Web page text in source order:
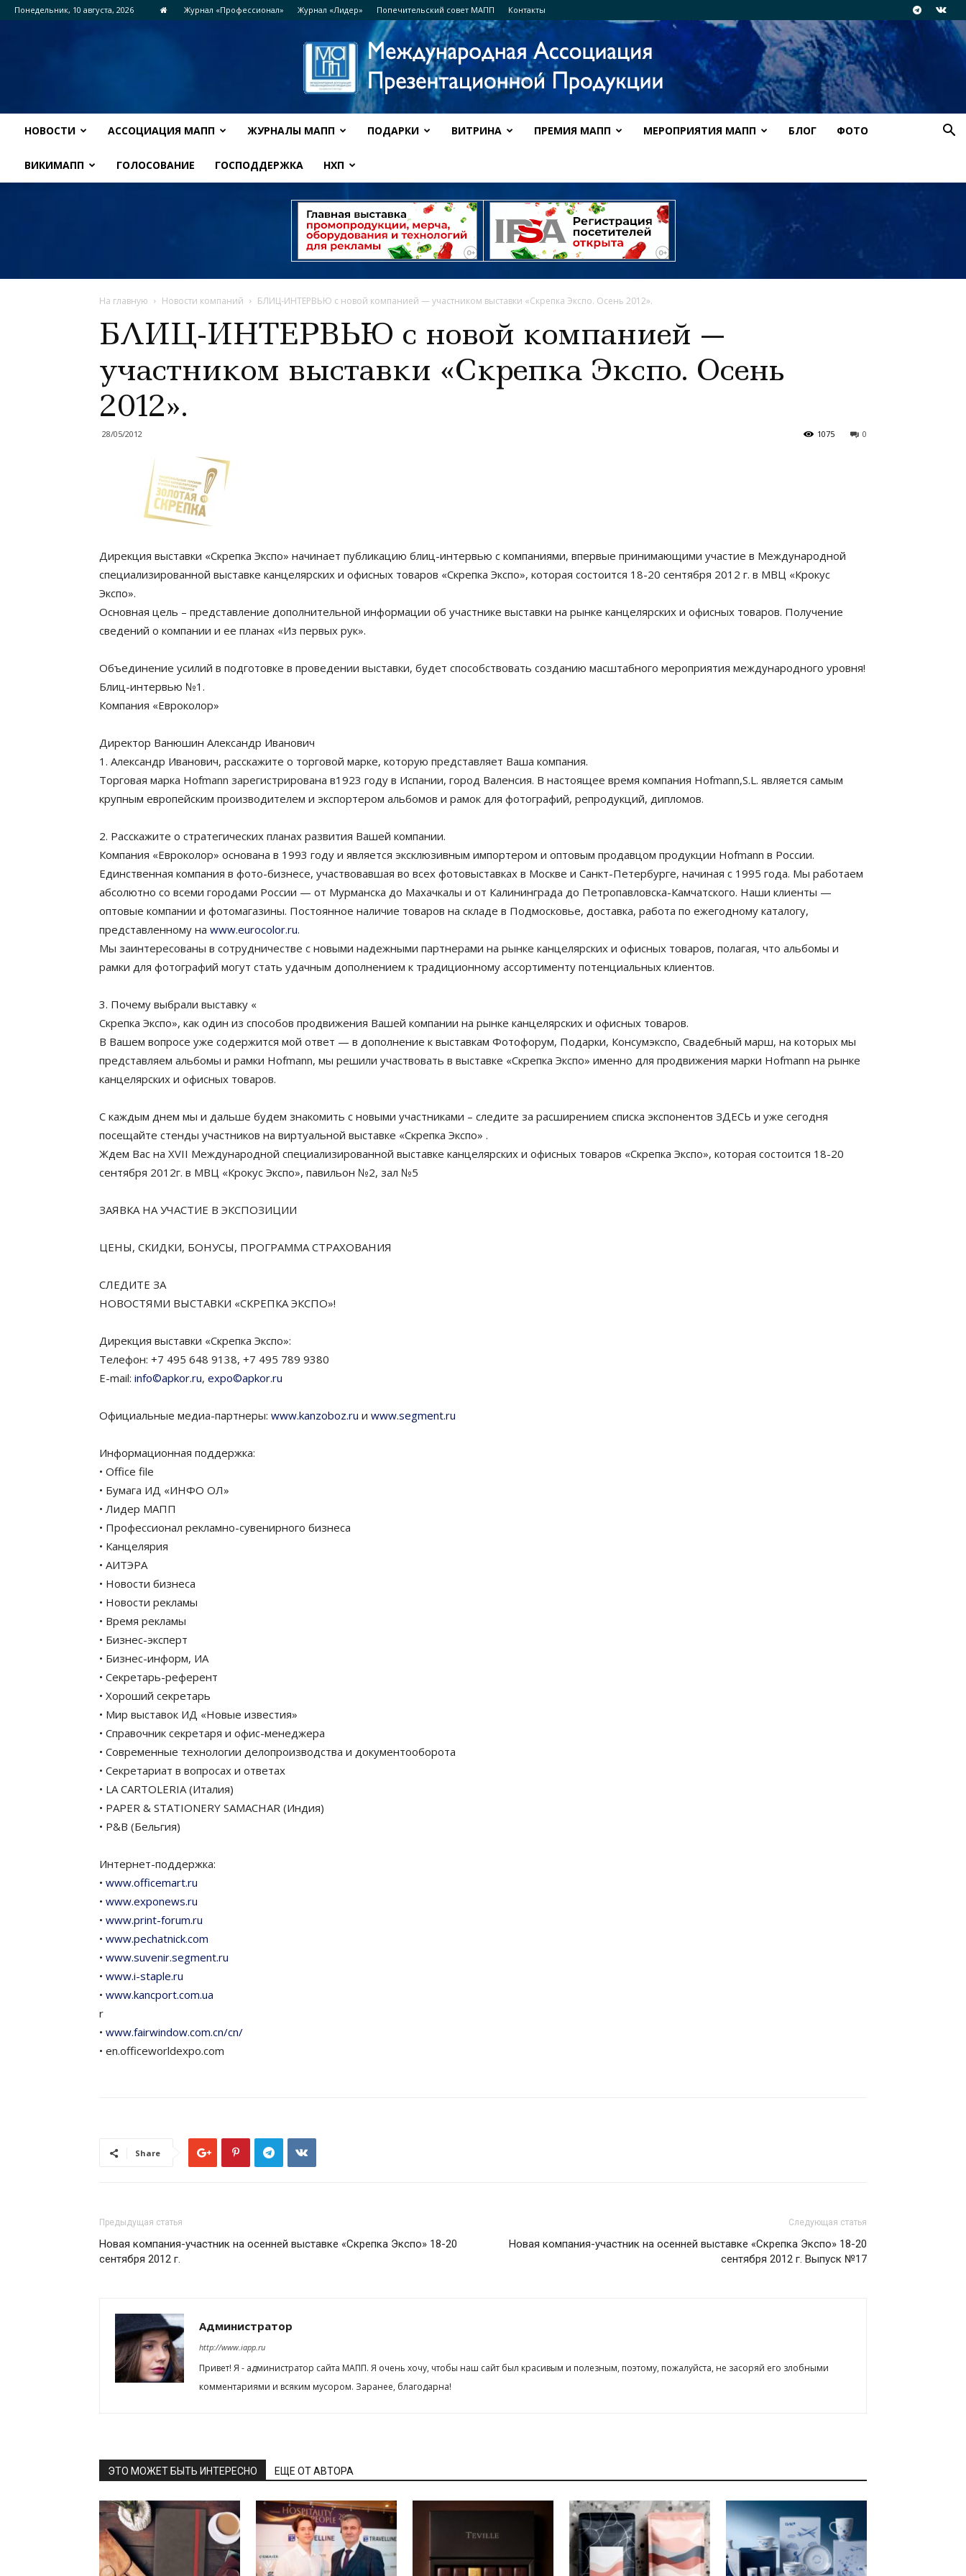
Понедельник, 10 августа, 2026 Журнал «Профессионал» Журнал «Лидер» Попечительский совет МАПП Контакты
НОВОСТИ АССОЦИАЦИЯ МАПП ЖУРНАЛЫ МАПП ПОДАРКИ ВИТРИНА ПРЕМИЯ МАПП МЕРОПРИЯТИЯ МАПП БЛОГ ФОТО
ВИКИМАПП ГОЛОСОВАНИЕ ГОСПОДДЕРЖКА НХП
На главную Новости компаний БЛИЦ-ИНТЕРВЬЮ с новой компанией — участником выставки «Скрепка Экспо. Осень 2012».
БЛИЦ-ИНТЕРВЬЮ с новой компанией —
участником выставки «Скрепка Экспо. Осень
2012».
28/05/2012 0
1075
Дирекция выставки «Скрепка Экспо» начинает публикацию блиц-интервью с компаниями, впервые принимающими участие в Международной
специализированной выставке канцелярских и офисных товаров «Скрепка Экспо», которая состоится 18-20 сентября 2012 г. в МВЦ «Крокус
Экспо».
Основная цель – представление дополнительной информации об участнике выставки на рынке канцелярских и офисных товаров. Получение
сведений о компании и ее планах «Из первых рук».
Объединение усилий в подготовке в проведении выставки, будет способствовать созданию масштабного мероприятия международного уровня!
Блиц-интервью №1.
Компания «Евроколор»
Директор Ванюшин Александр Иванович
1. Александр Иванович, расскажите о торговой марке, которую представляет Ваша компания.
Торговая марка Hofmann зарегистрирована в1923 году в Испании, город Валенсия. В настоящее время компания Hofmann,S.L. является самым
крупным европейским производителем и экспортером альбомов и рамок для фотографий, репродукций, дипломов.
2. Расскажите о стратегических планах развития Вашей компании.
Компания «Евроколор» основана в 1993 году и является эксклюзивным импортером и оптовым продавцом продукции Hofmann в России.
Единственная компания в фото-бизнесе, участвовавшая во всех фотовыставках в Москве и Санкт-Петербурге, начиная с 1995 года. Мы работаем
абсолютно со всеми городами России — от Мурманска до Махачкалы и от Калининграда до Петропавловска-Камчатского. Наши клиенты —
оптовые компании и фотомагазины. Постоянное наличие товаров на складе в Подмосковье, доставка, работа по ежегодному каталогу,
представленному на www.eurocolor.ru.
Мы заинтересованы в сотрудничестве с новыми надежными партнерами на рынке канцелярских и офисных товаров, полагая, что альбомы и
рамки для фотографий могут стать удачным дополнением к традиционному ассортименту потенциальных клиентов.
3. Почему выбрали выставку «
Скрепка Экспо», как один из способов продвижения Вашей компании на рынке канцелярских и офисных товаров.
В Вашем вопросе уже содержится мой ответ — в дополнение к выставкам Фотофорум, Подарки, Консумэкспо, Свадебный марш, на которых мы
представляем альбомы и рамки Hofmann, мы решили участвовать в выставке «Скрепка Экспо» именно для продвижения марки Hofmann на рынке
канцелярских и офисных товаров.
С каждым днем мы и дальше будем знакомить с новыми участниками – следите за расширением списка экспонентов ЗДЕСЬ и уже сегодня
посещайте стенды участников на виртуальной выставке «Скрепка Экспо» .
Ждем Вас на XVII Международной специализированной выставке канцелярских и офисных товаров «Скрепка Экспо», которая состоится 18-20
сентября 2012г. в МВЦ «Крокус Экспо», павильон №2, зал №5
ЗАЯВКА НА УЧАСТИЕ В ЭКСПОЗИЦИИ
ЦЕНЫ, СКИДКИ, БОНУСЫ, ПРОГРАММА СТРАХОВАНИЯ
СЛЕДИТЕ ЗА
НОВОСТЯМИ ВЫСТАВКИ «СКРЕПКА ЭКСПО»!
Дирекция выставки «Скрепка Экспо»:
Телефон: +7 495 648 9138, +7 495 789 9380
E-mail: info©apkor.ru, expo©apkor.ru
Официальные медиа-партнеры: www.kanzoboz.ru и www.segment.ru
Информационная поддержка:
• Office file
• Бумага ИД «ИНФО ОЛ»
• Лидер МАПП
• Профессионал рекламно-сувенирного бизнеса
• Канцелярия
• АИТЭРА
• Новости бизнеса
• Новости рекламы
• Время рекламы
• Бизнес-эксперт
• Бизнес-информ, ИА
• Секретарь-референт
• Хороший секретарь
• Мир выставок ИД «Новые известия»
• Справочник секретаря и офис-менеджера
• Современные технологии делопроизводства и документооборота
• Секретариат в вопросах и ответах
• LA CARTOLERIA (Италия)
• PAPER & STATIONERY SAMACHAR (Индия)
• P&B (Бельгия)
Интернет-поддержка:
• www.officemart.ru
• www.exponews.ru
• www.print-forum.ru
• www.pechatnick.com
• www.suvenir.segment.ru
• www.i-staple.ru
• www.kancport.com.ua
r
• www.fairwindow.com.cn/cn/
• en.officeworldexpo.com
Share
Предыдущая статья
Новая компания-участник на осенней выставке «Скрепка Экспо» 18-20
сентября 2012 г.
Следующая статья
Новая компания-участник на осенней выставке «Скрепка Экспо» 18-20
сентября 2012 г. Выпуск №17
Администратор
http://www.iapp.ru
Привет! Я - администратор сайта МАПП. Я очень хочу, чтобы наш сайт был красивым и полезным, поэтому, пожалуйста, не засоряй его злобными
комментариями и всяким мусором. Заранее, благодарна!
ЭТО МОЖЕТ БЫТЬ ИНТЕРЕСНО ЕЩЕ ОТ АВТОРА